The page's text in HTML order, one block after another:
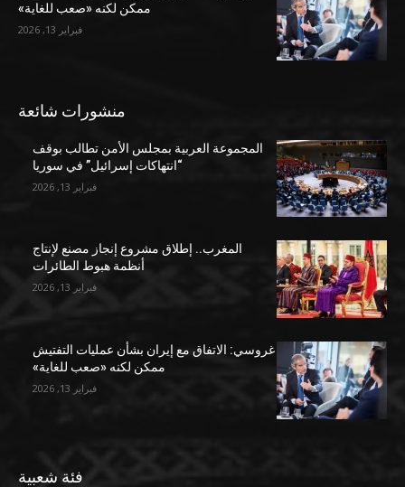
ممكن لكنه «صعب للغاية»
فبراير 13, 2026
منشورات شائعة
المجموعة العربية بمجلس الأمن تطالب بوقف
“انتهاكات إسرائيل” في سوريا
فبراير 13, 2026
المغرب.. إطلاق مشروع إنجاز مصنع لإنتاج
أنظمة هبوط الطائرات
فبراير 13, 2026
غروسي: الاتفاق مع إيران بشأن عمليات التفتيش
ممكن لكنه «صعب للغاية»
فبراير 13, 2026
فئة شعبية